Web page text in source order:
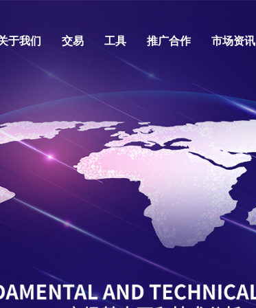
于我们 交易 工具 推广合作 市场资讯